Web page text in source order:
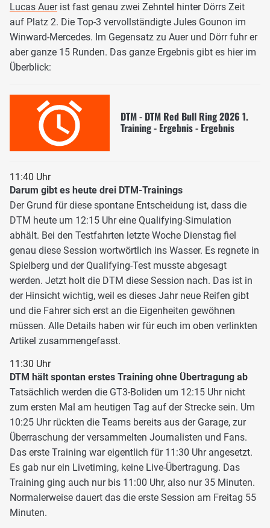
Lucas Auerist fast genau zwei Zehntel hinter Dörrs Zeit
auf Platz 2. Die Top-3 vervollständigte Jules Gounon im
Winward-Mercedes. Im Gegensatz zu Auer und Dörr fuhr er
aber ganze 15 Runden. Das ganze Ergebnis gibt es hier im
Überblick:
DTM - DTM Red Bull Ring 2026 1.
Training - Ergebnis - Ergebnis
11:40 Uhr
Darum gibt es heute drei DTM-Trainings
Der Grund für diese spontane Entscheidung ist, dass die
DTM heute um 12:15 Uhr eine Qualifying-Simulation
abhält. Bei den Testfahrten letzte Woche Dienstag fiel
genau diese Session wortwörtlich ins Wasser. Es regnete in
Spielberg und der Qualifying-Test musste abgesagt
werden. Jetzt holt die DTM diese Session nach. Das ist in
der Hinsicht wichtig, weil es dieses Jahr neue Reifen gibt
und die Fahrer sich erst an die Eigenheiten gewöhnen
müssen. Alle Details haben wir für euch im oben verlinkten
Artikel zusammengefasst.
11:30 Uhr
DTM hält spontan erstes Training ohne Übertragung ab
Tatsächlich werden die GT3-Boliden um 12:15 Uhr nicht
zum ersten Mal am heutigen Tag auf der Strecke sein. Um
10:25 Uhr rückten die Teams bereits aus der Garage, zur
Überraschung der versammelten Journalisten und Fans.
Das erste Training war eigentlich für 11:30 Uhr angesetzt.
Es gab nur ein Livetiming, keine Live-Übertragung. Das
Training ging auch nur bis 11:00 Uhr, also nur 35 Minuten.
Normalerweise dauert das die erste Session am Freitag 55
Minuten.